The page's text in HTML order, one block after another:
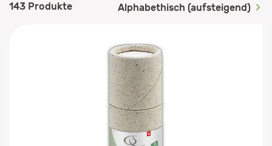
143 Produkte Alphabethisch (aufsteigend)